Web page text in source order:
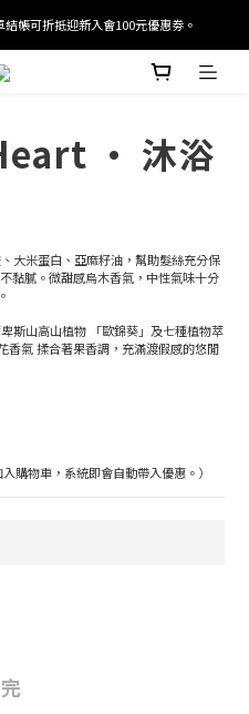
即可獲得百元購物金2張。
帳可折抵迎新入會100元優惠劵。
，即可獲得百元購物金2張。
· 沐浴
大米蛋白、亞麻籽油，幫助髮絲充分保
黏膩。微甜感烏木香氣，中性氣味十分
斯山高山植物 「歐錦葵」及七種植物萃
香氣 揉合著果香調，充滿渡假感的悠閒
購物車，系統即會自動帶入優惠。）